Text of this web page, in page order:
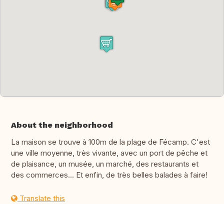
About the neighborhood
La maison se trouve à 100m de la plage de Fécamp. C'est
une ville moyenne, très vivante, avec un port de pêche et
de plaisance, un musée, un marché, des restaurants et
des commerces... Et enfin, de très belles balades à faire!
Translate this